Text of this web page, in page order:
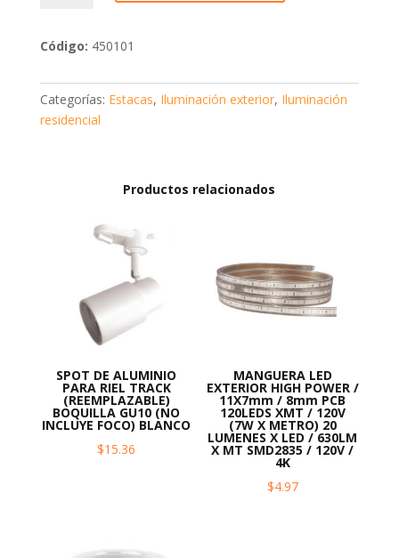
W
230V
Código: 450101
Categorías: Estacas, Iluminación exterior, Iluminación
residencial
Productos relacionados
SPOT DE ALUMINIO
PARA RIEL TRACK
(REEMPLAZABLE)
BOQUILLA GU10 (NO
INCLUYE FOCO) BLANCO
$15.36
MANGUERA LED
EXTERIOR HIGH POWER /
11X7mm / 8mm PCB
120LEDS XMT / 120V
(7W X METRO) 20
LUMENES X LED / 630LM
X MT SMD2835 / 120V /
4K
$4.97